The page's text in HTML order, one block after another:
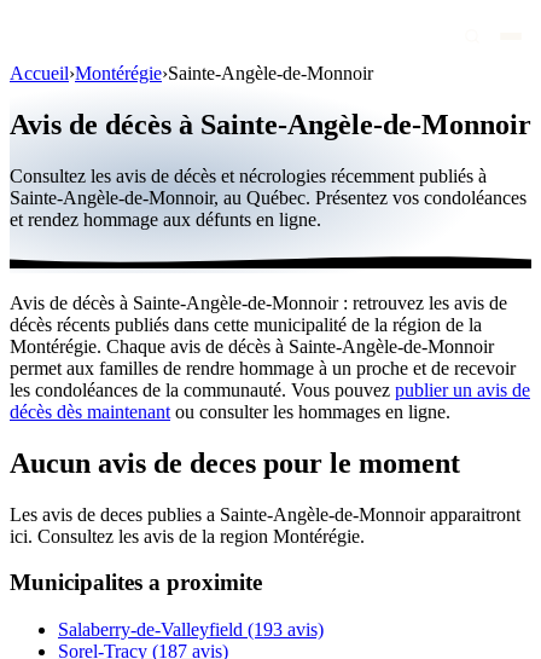
Personnalités publiques
Québec
Canada
International
Par région
Par ville
Maisons funéraires
Éternea
Accueil›Montérégie›Sainte-Angèle-de-Monnoir
Avis de décès à Sainte-Angèle-de-Monnoir
Consultez les avis de décès et nécrologies récemment publiés à
Sainte-Angèle-de-Monnoir, au Québec. Présentez vos condoléances
et rendez hommage aux défunts en ligne.
Avis de décès à Sainte-Angèle-de-Monnoir : retrouvez les avis de
décès récents publiés dans cette municipalité de la région de la
Montérégie. Chaque avis de décès à Sainte-Angèle-de-Monnoir
permet aux familles de rendre hommage à un proche et de recevoir
les condoléances de la communauté. Vous pouvez publier un avis de
décès dès maintenant ou consulter les hommages en ligne.
Aucun avis de deces pour le moment
Les avis de deces publies a Sainte-Angèle-de-Monnoir apparaitront
ici. Consultez les avis de la region Montérégie.
Municipalites a proximite
Salaberry-de-Valleyfield (193 avis)
Sorel-Tracy (187 avis)